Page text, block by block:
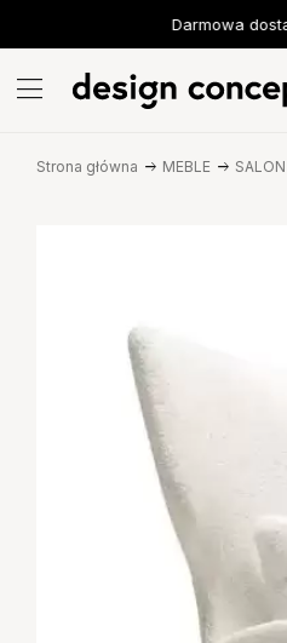
Darmowa
Strona główna MEBLE SALON